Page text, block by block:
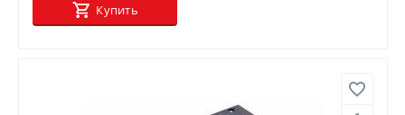
Купить